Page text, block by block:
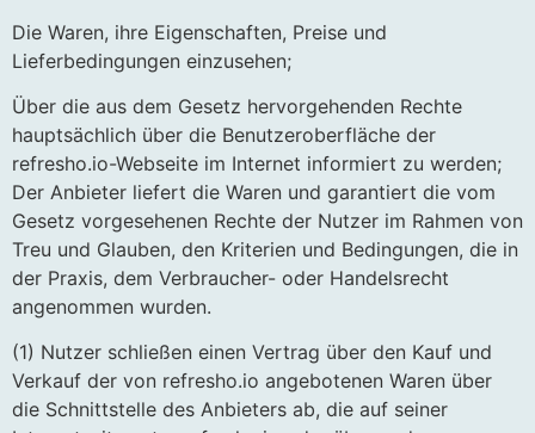
Die Waren, ihre Eigenschaften, Preise und
Lieferbedingungen einzusehen;
Über die aus dem Gesetz hervorgehenden Rechte
hauptsächlich über die Benutzeroberfläche der
refresho.io-Webseite im Internet informiert zu werden;
Der Anbieter liefert die Waren und garantiert die vom
Gesetz vorgesehenen Rechte der Nutzer im Rahmen von
Treu und Glauben, den Kriterien und Bedingungen, die in
der Praxis, dem Verbraucher- oder Handelsrecht
angenommen wurden.
(1) Nutzer schließen einen Vertrag über den Kauf und
Verkauf der von refresho.io angebotenen Waren über
die Schnittstelle des Anbieters ab, die auf seiner